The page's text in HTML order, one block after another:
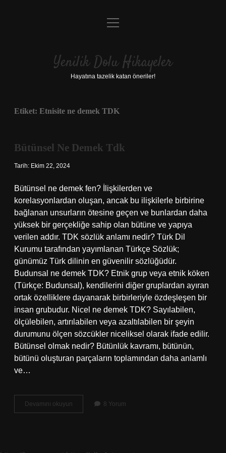
Anasayfa
Yasal Uyarı
menüyü
Yenilik Dolu Hikayeler
Hayatına tazelik katan öneriler!
Etiket: Etnisite ne demek TDK
Bütünsel Ne Demek Tdk
Tarih: Ekim 22, 2024
Bütünsel ne demek fen? İlişkilerden ve
korelasyonlardan oluşan, ancak bu ilişkilerle birbirine
bağlanan unsurların ötesine geçen ve bunlardan daha
yüksek bir gerçekliğe sahip olan bütüne ve yapıya
verilen addır. TDK sözlük anlamı nedir? Türk Dil
Kurumu tarafından yayımlanan Türkçe Sözlük;
günümüz Türk dilinin en güvenilir sözlüğüdür.
Budunsal ne demek TDK? Etnik grup veya etnik köken
(Türkçe: Budunsal), kendilerini diğer gruplardan ayıran
ortak özelliklere dayanarak birbirleriyle özdeşleşen bir
insan grubudur. Nicel ne demek TDK? Sayılabilen,
ölçülebilen, artırılabilen veya azaltılabilen bir şeyin
durumunu ölçen sözcükler niceliksel olarak ifade edilir.
Bütünsel olmak nedir? Bütünlük kavramı, bütünün,
bütünü oluşturan parçaların toplamından daha anlamlı
ve…
Devamını okuyun Bütünsel
Ne
8 Yorum